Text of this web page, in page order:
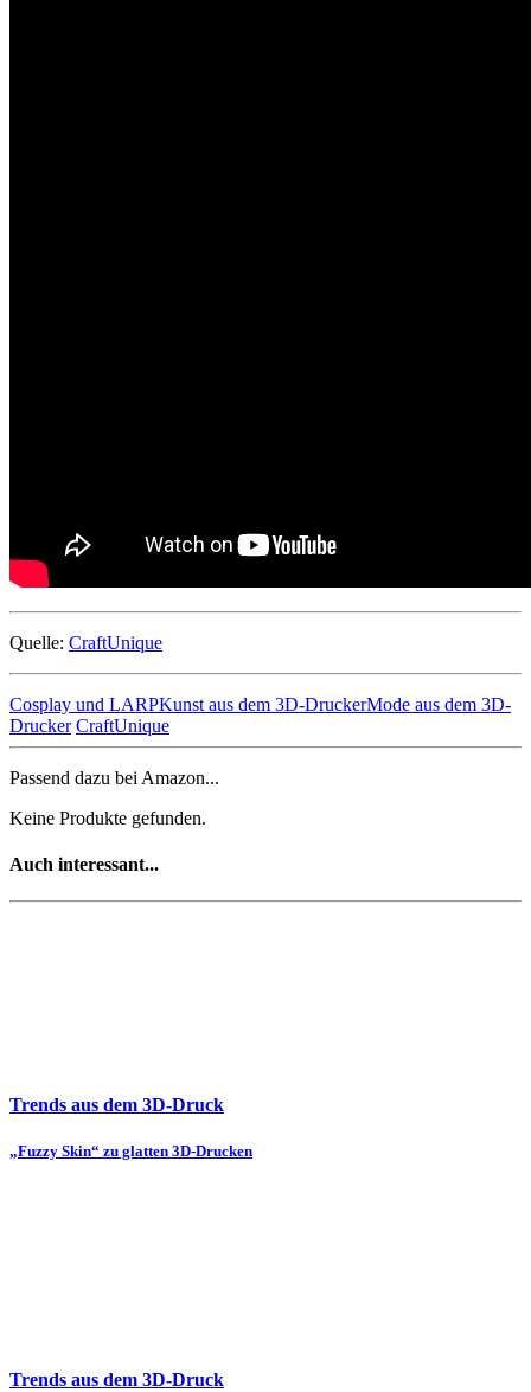
Quelle: CraftUnique
Cosplay und LARPKunst aus dem 3D-DruckerMode aus dem 3D-
Drucker CraftUnique
Passend dazu bei Amazon...
Keine Produkte gefunden.
Auch interessant...
Trends aus dem 3D-Druck
„Fuzzy Skin“ zu glatten 3D-Drucken
Trends aus dem 3D-Druck